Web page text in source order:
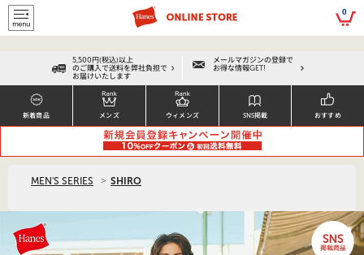
script> 0
5,500円(税込)以上
のご購入で送料を弊社負担で
お届けいたします
メールマガジンの登録で
お得な情報GET!
新着商品 メンズ ウィメンズ SNS掲載 おすすめ
MEN'S SERIES > SHIRO